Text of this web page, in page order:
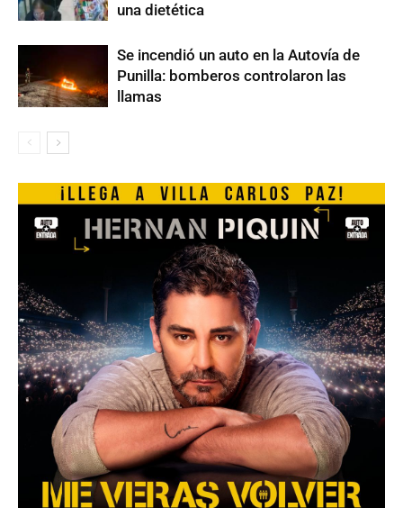
una dietética
Se incendió un auto en la Autovía de
Punilla: bomberos controlaron las
llamas